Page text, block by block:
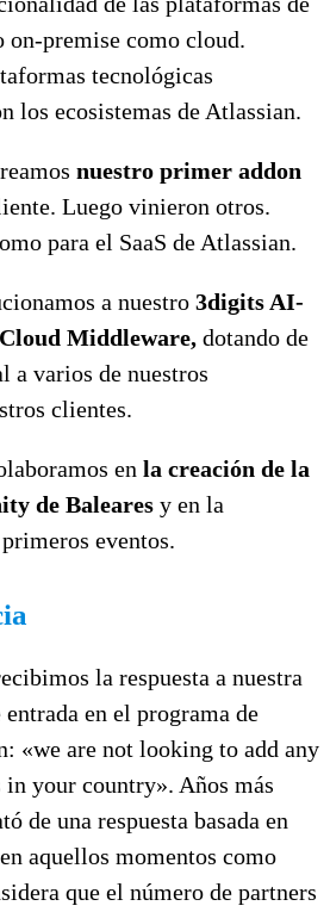
on-premise como cloud.
tecnológicas
los ecosistemas de Atlassian.
nuestro primer addon
Luego vinieron otros.
para el SaaS de Atlassian.
a nuestro 3digits AI-
Middleware, dotando de
varios de nuestros
clientes.
en la creación de la
de Baleares y en la
eventos.
la respuesta a nuestra
en el programa de
«we are not looking to add any
your country». Años más
de una respuesta basada en
aquellos momentos como
que el número de partners